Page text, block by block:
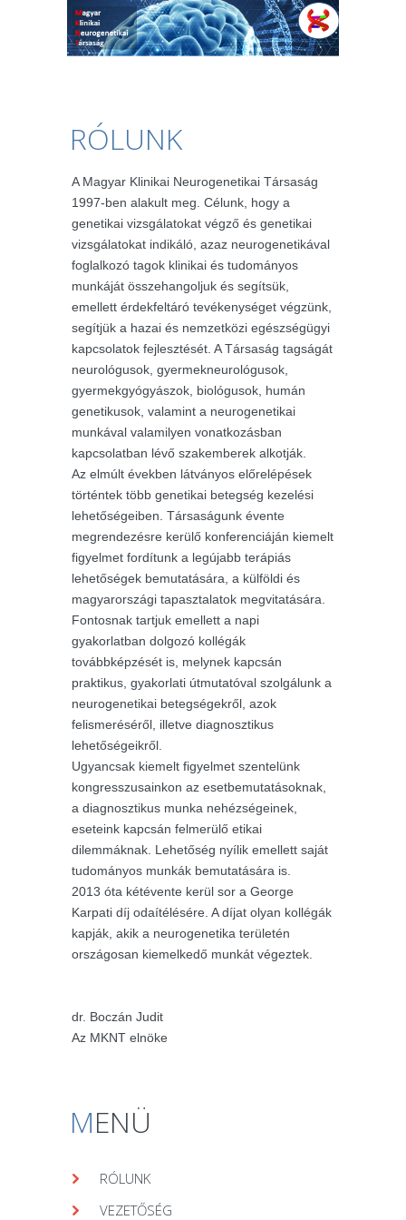
RÓLUNK
A Magyar Klinikai Neurogenetikai Társaság
1997-ben alakult meg. Célunk, hogy a
genetikai vizsgálatokat végző és genetikai
vizsgálatokat indikáló, azaz neurogenetikával
foglalkozó tagok klinikai és tudományos
munkáját összehangoljuk és segítsük,
emellett érdekfeltáró tevékenységet végzünk,
segítjük a hazai és nemzetközi egészségügyi
kapcsolatok fejlesztését. A Társaság tagságát
neurológusok, gyermekneurológusok,
gyermekgyógyászok, biológusok, humán
genetikusok, valamint a neurogenetikai
munkával valamilyen vonatkozásban
kapcsolatban lévő szakemberek alkotják.
Az elmúlt években látványos előrelépések
történtek több genetikai betegség kezelési
lehetőségeiben. Társaságunk évente
megrendezésre kerülő konferenciáján kiemelt
figyelmet fordítunk a legújabb terápiás
lehetőségek bemutatására, a külföldi és
magyarországi tapasztalatok megvitatására.
Fontosnak tartjuk emellett a napi
gyakorlatban dolgozó kollégák
továbbképzését is, melynek kapcsán
praktikus, gyakorlati útmutatóval szolgálunk a
neurogenetikai betegségekről, azok
felismeréséről, illetve diagnosztikus
lehetőségeikről.
Ugyancsak kiemelt figyelmet szentelünk
kongresszusainkon az esetbemutatásoknak,
a diagnosztikus munka nehézségeinek,
eseteink kapcsán felmerülő etikai
dilemmáknak. Lehetőség nyílik emellett saját
tudományos munkák bemutatására is.
2013 óta kétévente kerül sor a George
Karpati díj odaítélésére. A díjat olyan kollégák
kapják, akik a neurogenetika területén
országosan kiemelkedő munkát végeztek.
dr. Boczán Judit
Az MKNT elnöke
MENÜ
RÓLUNK
VEZETŐSÉG